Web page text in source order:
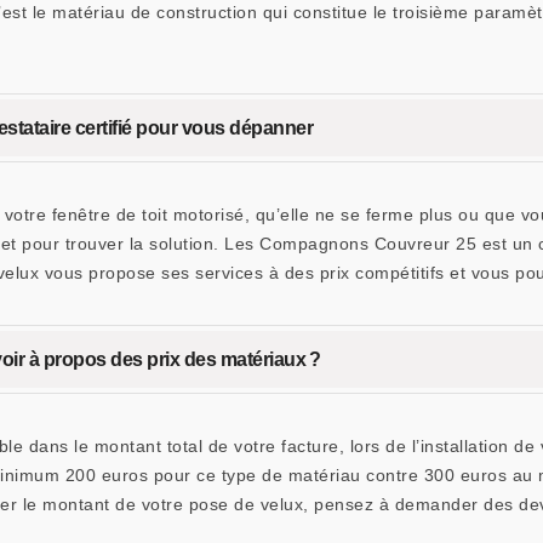
le matériau de construction qui constitue le troisième
certifié pour vous dépanner
fenêtre de toit motorisé, qu’elle ne se ferme plus ou que
pour trouver la solution. Les Compagnons Couvreur 25 est
vous propose ses services à des prix compétitifs et vous
à propos des prix des matériaux ?
dans le montant total de votre facture, lors de l’installation
200 euros pour ce type de matériau contre 300 euros au
le montant de votre pose de velux, pensez à demander des